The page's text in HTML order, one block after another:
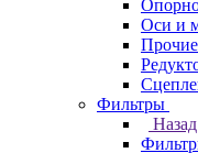
Оси и
Фильтры
Назад